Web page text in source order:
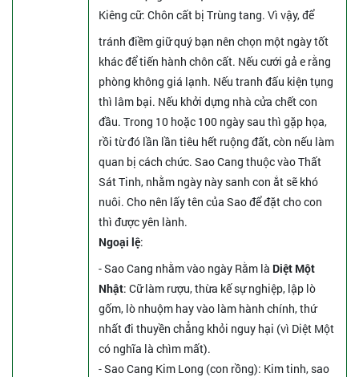
Kiêng cữ: Chôn cất bị Trùng tang. Vì vậy, để
tránh điềm giữ quý bạn nên chọn một ngày tốt
khác để tiến hành chôn cất. Nếu cưới gả e rằng
phòng không giá lạnh. Nếu tranh đấu kiện tụng
thì lâm bại. Nếu khởi dựng nhà cửa chết con
đầu. Trong 10 hoặc 100 ngày sau thì gặp họa,
rồi từ đó lần lần tiêu hết ruộng đất, còn nếu làm
quan bị cách chức. Sao Cang thuộc vào Thất
Sát Tinh, nhằm ngày này sanh con ắt sẽ khó
nuôi. Cho nên lấy tên của Sao để đặt cho con
thì được yên lành.
Ngoại lệ:
- Sao Cang nhằm vào ngày Rằm là Diệt Một
Nhật: Cữ làm rượu, thừa kế sự nghiệp, lập lò
gốm, lò nhuộm hay vào làm hành chính, thứ
nhất đi thuyền chẳng khỏi nguy hại (vì Diệt Một
có nghĩa là chìm mất).
- Sao Cang Kim Long (con rồng): Kim tinh, sao